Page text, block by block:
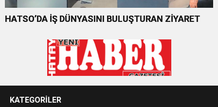
HATSO’DA İŞ DÜNYASINI BULUŞTURAN ZİYARET
KATEGORİLER